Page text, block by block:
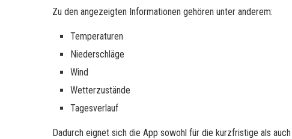
Zu den angezeigten Informationen gehören unter anderem:
Temperaturen
Niederschläge
Wind
Wetterzustände
Tagesverlauf
Dadurch eignet sich die App sowohl für die kurzfristige als